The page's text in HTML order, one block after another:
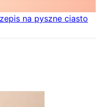
na pyszne ciasto